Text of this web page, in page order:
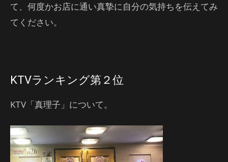
て、何度かお店に通い真摯に自分の気持ちを伝えてみ
てください。
KTVランキング第２位
KTV「真理子」について。